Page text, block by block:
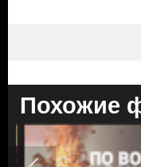
Похожие